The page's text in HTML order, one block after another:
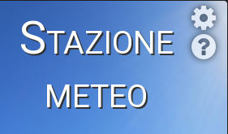
Stazione
meteo